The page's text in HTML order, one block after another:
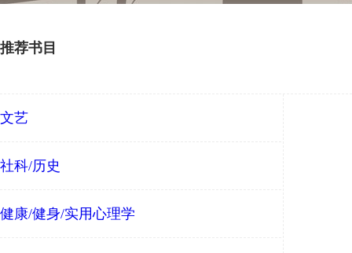
推荐书目
文艺
社科/历史
健康/健身/实用心理学